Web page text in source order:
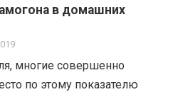
в домашних
многие совершенно
по этому показателю